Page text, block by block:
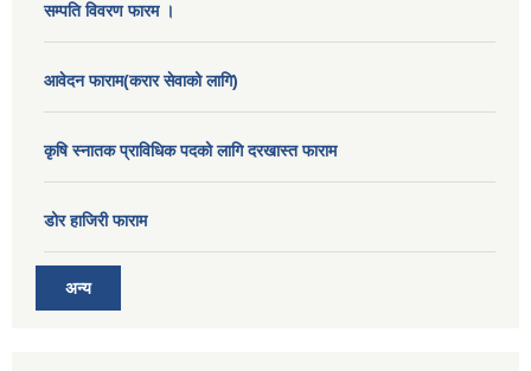
सम्पति विवरण फारम ।
आवेदन फाराम(करार सेवाको लागि)
कृषि स्नातक प्राविधिक पदको लागि दरखास्त फाराम
डोर हाजिरी फाराम
अन्य